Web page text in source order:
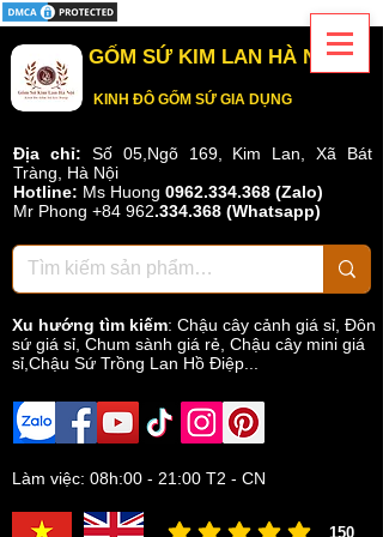
GỐM SỨ KIM LAN HÀ NỘI
KINH ĐÔ GỐM SỨ GIA DỤNG
Địa chỉ: Số 05,Ngõ 169, Kim Lan, Xã Bát
Tràng, Hà Nội
Hotline: Ms Huong 0962.334.368 (Zalo)
Mr Phong +84 962.334.368 (Whatsapp)
Xu hướng tìm kiếm: Chậu cây cảnh giá sỉ Đôn
sứ giá sỉ Chum sành giá rẻ Chậu cây mini giá
sỉ,Chậu Sứ Trồng Lan Hồ Điệp...
Làm việc: 08h:00 - 21:00 T2 - CN
150